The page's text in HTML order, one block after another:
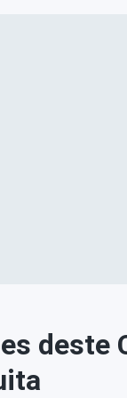
deste